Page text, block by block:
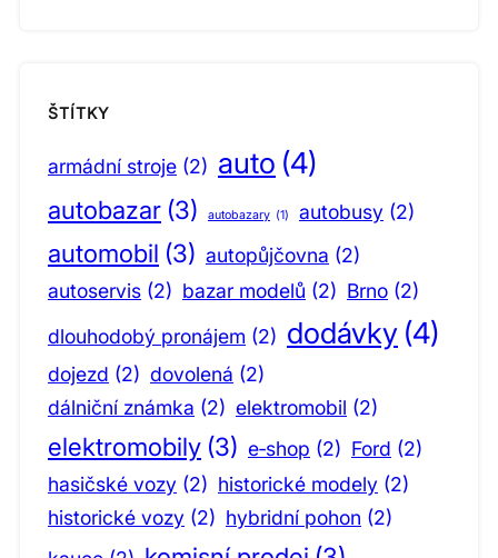
ŠTÍTKY
armádní stroje (2) auto (4)
autobazar (3) autobazary (1) autobusy (2)
automobil (3) autopůjčovna (2)
autoservis (2) bazar modelů (2) Brno (2)
dlouhodobý pronájem (2) dodávky (4)
dojezd (2) dovolená (2)
dálniční známka (2) elektromobil (2)
elektromobily (3) e‑shop (2) Ford (2)
hasičské vozy (2) historické modely (2)
historické vozy (2) hybridní pohon (2)